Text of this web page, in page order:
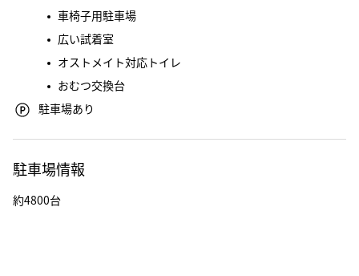
車椅子用駐車場
広い試着室
オストメイト対応トイレ
おむつ交換台
駐車場あり
駐車場情報
約4800台